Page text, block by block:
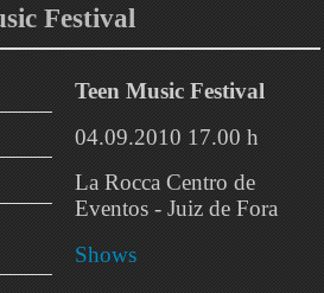
Festival
Teen Music Festival
04.09.2010 17.00 h
La Rocca Centro de
Eventos - Juiz de Fora
Shows